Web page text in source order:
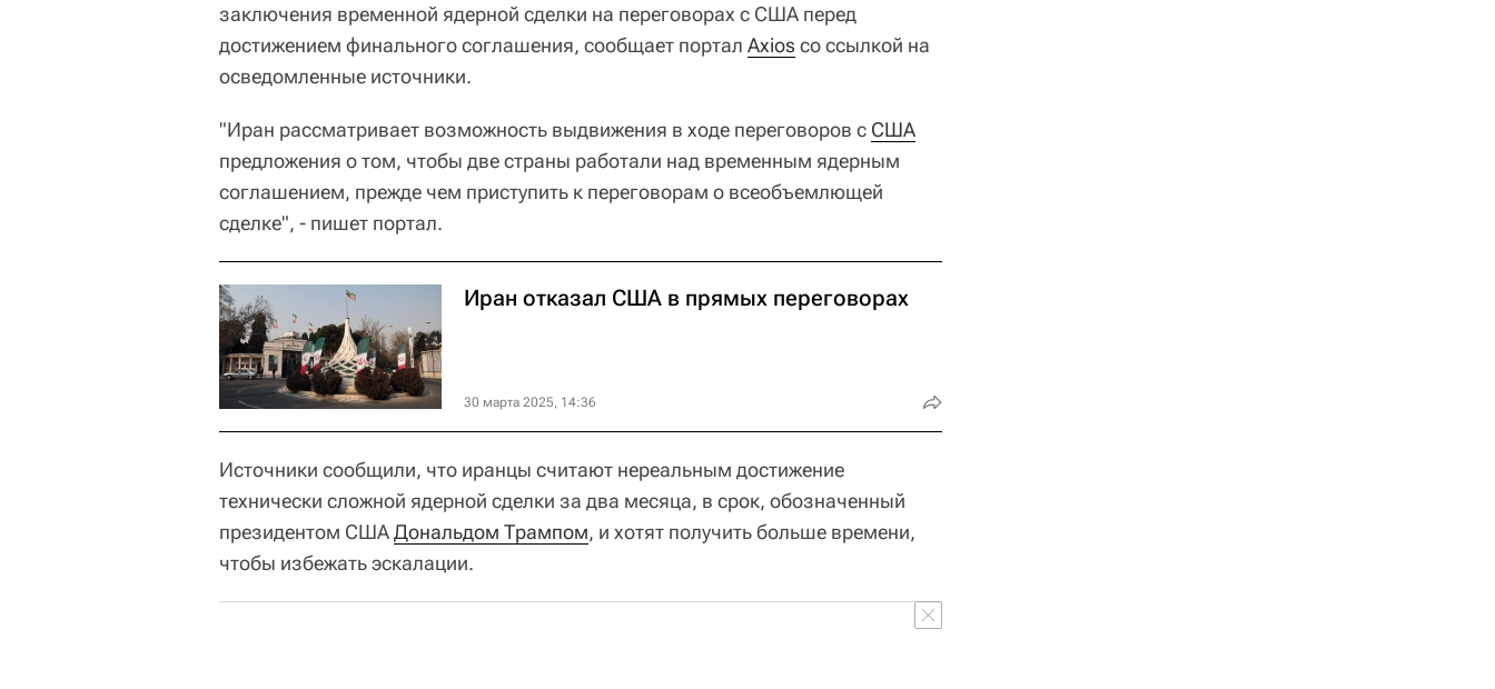
заключения временной ядерной сделки на переговорах с США перед
достижением финального соглашения, сообщает портал Axios со ссылкой на
осведомленные источники.
"Иран рассматривает возможность выдвижения в ходе переговоров с США
предложения о том, чтобы две страны работали над временным ядерным
соглашением, прежде чем приступить к переговорам о всеобъемлющей
сделке", - пишет портал.
Иран отказал США в прямых переговорах
30 марта 2025, 14:36
Источники сообщили, что иранцы считают нереальным достижение
технически сложной ядерной сделки за два месяца, в срок, обозначенный
президентом СШАДональдом Трампом, и хотят получить больше времени,
чтобы избежать эскалации.